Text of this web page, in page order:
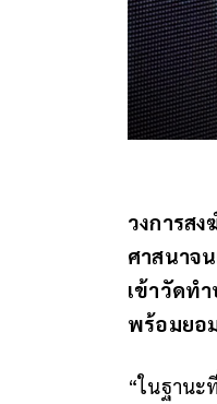
วงการส
ศาสนาจ
เข้าวัดท
พร้อมยอ
“ในฐานะ